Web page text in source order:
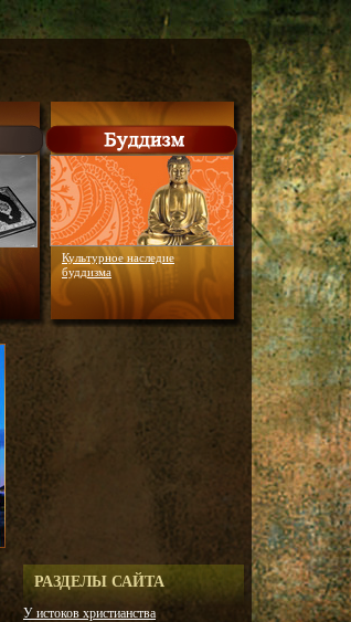
Культурное наследие
буддизма
РАЗДЕЛЫ САЙТА
У истоков христианства